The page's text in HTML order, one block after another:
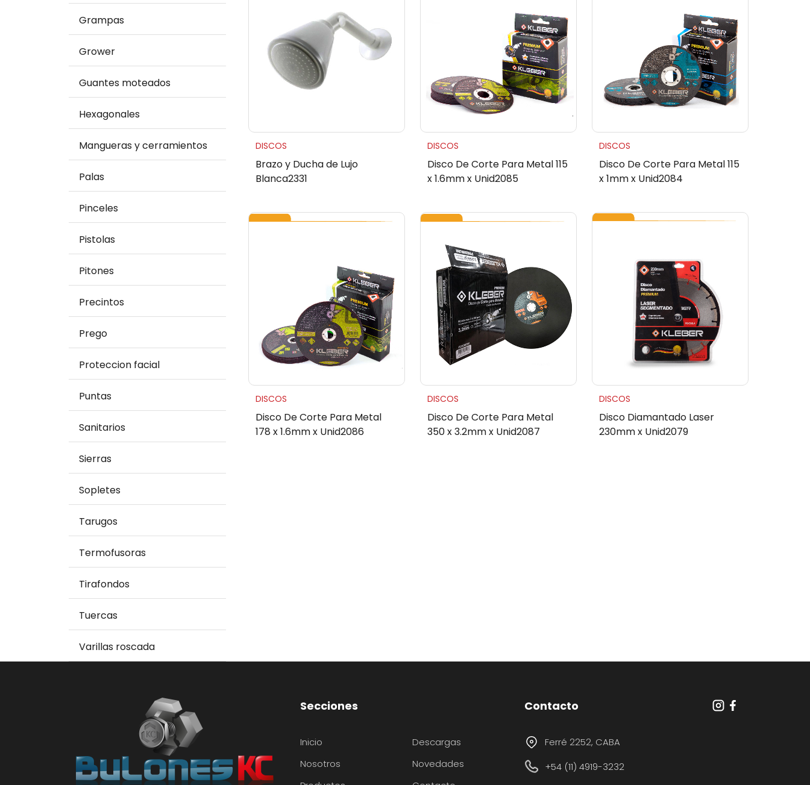
Grampas
Grower
Guantes moteados
Hexagonales
Mangueras y cerramientos
Palas
Pinceles
Pistolas
Pitones
Precintos
Prego
Proteccion facial
Puntas
Sanitarios
Sierras
Sopletes
Tarugos
Termofusoras
Tirafondos
Tuercas
Varillas roscada
DISCOS
Brazo y Ducha de Lujo
Blanca2331
DISCOS
Disco De Corte Para Metal 115
x 1.6mm x Unid2085
DISCOS
Disco De Corte Para Metal 115
x 1mm x Unid2084
DISCOS
Disco De Corte Para Metal
178 x 1.6mm x Unid2086
DISCOS
Disco De Corte Para Metal
350 x 3.2mm x Unid2087
DISCOS
Disco Diamantado Laser
230mm x Unid2079
Secciones
Inicio
Nosotros
Descargas
Novedades
Contacto
Ferré 2252, CABA
+54 (11) 4919-3232